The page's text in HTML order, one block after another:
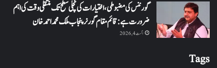
گورننس کی مضبوطی، اختیارات کی نچلی سطح تک منتقلی وقت کی اہم
ضرورت ہے: قائم مقام گورنر پنجاب ملک محمد احمد خان
اگست 4, 2026
Tags